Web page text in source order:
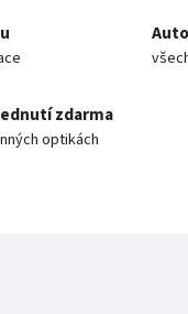
zdarma
optikách